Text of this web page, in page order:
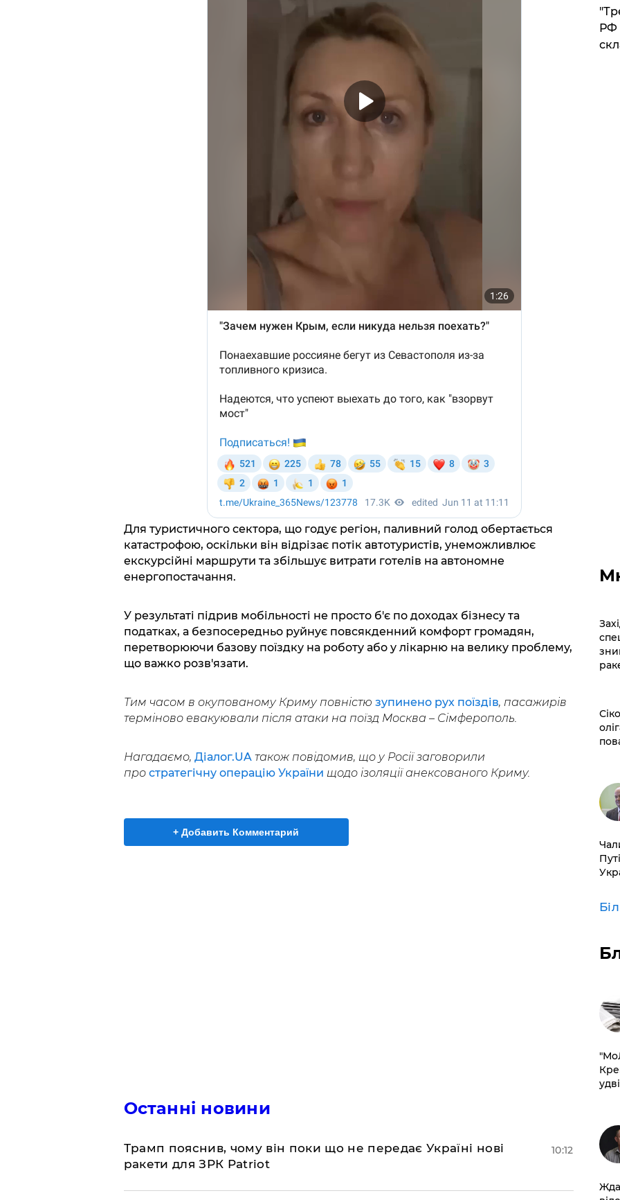
Для туристичного сектора, що годує регіон, паливний голод обертається
катастрофою, оскільки він відрізає потік автотуристів, унеможливлює
екскурсійні маршрути та збільшує витрати готелів на автономне
енергопостачання.
У результаті підрив мобільності не просто б'є по доходах бізнесу та
податках, а безпосередньо руйнує повсякденний комфорт громадян,
перетворюючи базову поїздку на роботу або у лікарню на велику проблему,
що важко розв'язати.
Тим часом в окупованому Криму повністю зупинено рух поїздів, пасажирів
терміново евакуювали після атаки на поїзд Москва – Сімферополь.
Нагадаємо, Діалог.UA також повідомив, що у Росії заговорили
про стратегічну операцію України щодо ізоляції анексованого Криму.
+ Добавить Комментарий
Останні новини
Трамп пояснив, чому він поки що не передає Україні нові
ракети для ЗРК Patriot
10:12
РФ